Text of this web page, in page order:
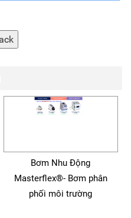
Bơm Nhu Động
Masterflex®- Bơm phân
phối môi trường